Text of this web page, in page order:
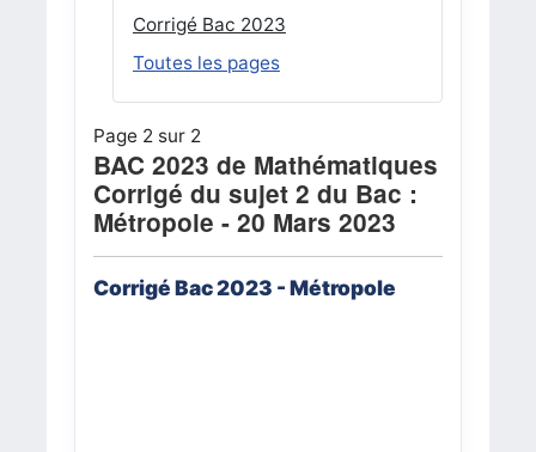
Corrigé Bac 2023
Toutes les pages
Page 2 sur 2
BAC 2023 de Mathématiques
Corrigé du sujet 2 du Bac :
Métropole - 20 Mars 2023
Corrigé Bac 2023 -Métropole